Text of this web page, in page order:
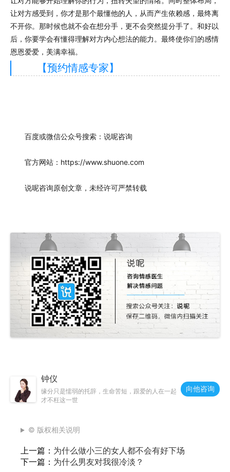
让对方感受到，你才是那个最懂他的人，从而产生依赖感，最终离
不开你。那时候也就不会在想分手，更不会突然提分手了。和好以
后，你要学会有懂得理解对方内心想法的能力。最终使你们的感情
恩恩爱爱，美满幸福。
【预约情感专家】
百度或微信公众号搜索：说呢咨询
官方网站：https://www.shuone.com
说呢咨询原创文章，未经许可严禁转载
钟仪
缘分只是懦弱的托辞，生命苦短，跟爱的人在一起
才不枉这一世
向他咨询
© 版权相关说明
上一篇： 为什么做小三的女人都不会有好下场
下一篇： 为什么男友对我很冷淡？